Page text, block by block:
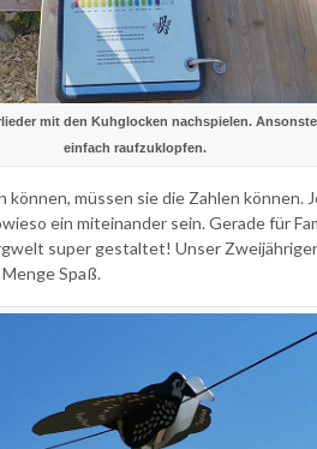
mit den Kuhglocken nachspielen.
einfach raufzuklopfen.
können, müssen sie die Zahlen können.
ein miteinander sein. Gerade für
super gestaltet! Unser
Spaß.